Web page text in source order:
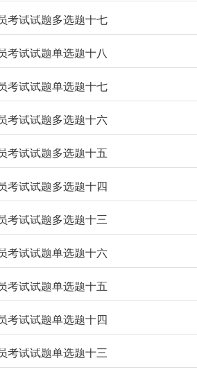
考试试题多选题十七
考试试题单选题十八
考试试题单选题十七
考试试题多选题十六
考试试题多选题十五
考试试题多选题十四
考试试题多选题十三
考试试题单选题十六
考试试题单选题十五
考试试题单选题十四
考试试题单选题十三